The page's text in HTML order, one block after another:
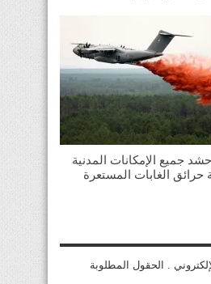
جميع الإمكانات المدنية
حرائق الغابات المستعرة
. الحقول المطلوبة